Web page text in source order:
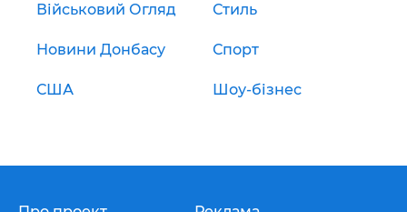
Військовий Огляд Стиль
Новини Донбасу Спорт
США Шоу-бізнес